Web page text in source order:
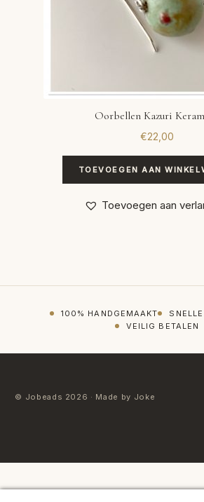
Oorbellen Kazuri
€22,00
TOEVOEGEN AAN
Toevoegen aan
100% HANDGEMAAKT
VEILIG BETALEN
© Jobeads 2026 · Made by Joke